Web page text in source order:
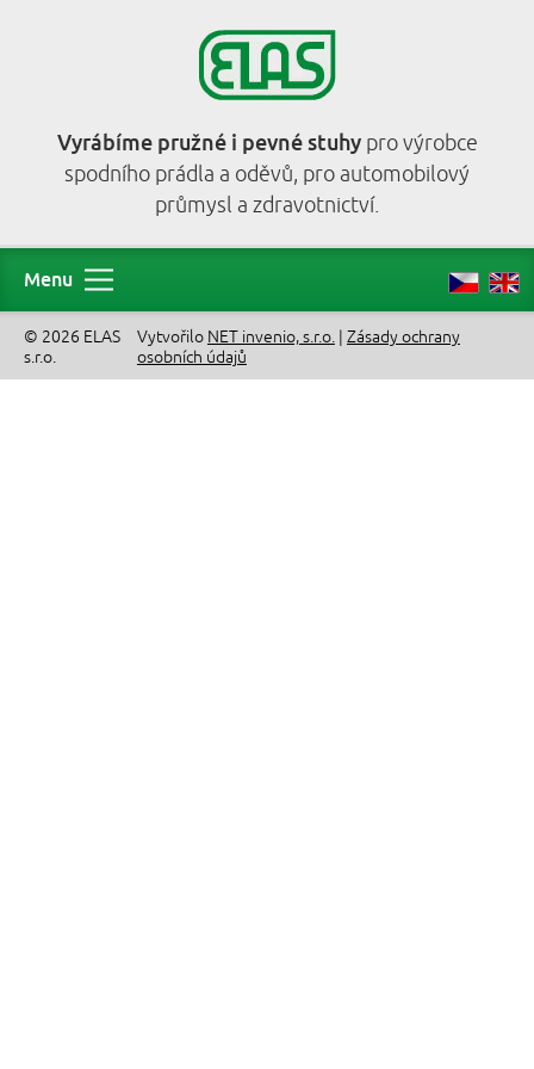
Vyrábíme pružné i pevné stuhypro výrobce
spodního prádla a oděvů, pro automobilový
průmysl a zdravotnictví.
Menu
© 2026 ELAS
s.r.o.
Vytvořilo NET invenio, s.r.o.| Zásady ochrany
osobních údajů